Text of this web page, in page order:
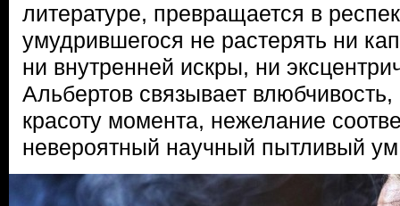
литературе, превращается в
умудрившегося не растерять ни
ни внутренней искры, ни
Альбертов связывает
красоту момента, нежелание
невероятный научный пытливый